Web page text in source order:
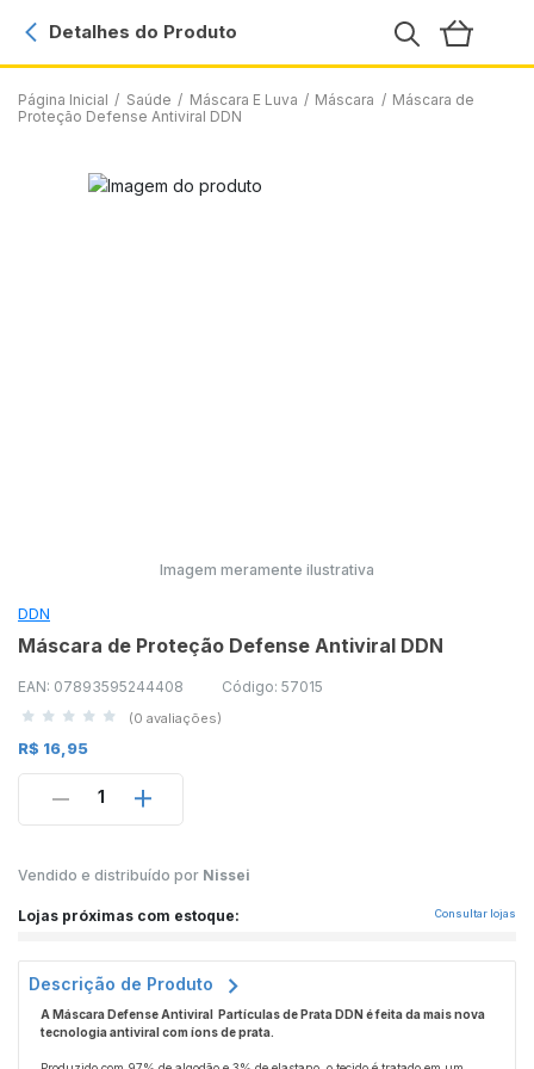
Página Inicial / Saúde / Máscara E Luva / Máscara / Máscara de
Proteção Defense Antiviral DDN
Detalhes do Produto
Imagem meramente ilustrativa
DDN
Máscara de Proteção Defense Antiviral DDN
EAN: 07893595244408 Código: 57015
(0 avaliações)
R$ 16,95
1
Vendido e distribuído por Nissei
Lojas próximas com estoque: Consultar lojas
Descrição de Produto
A Máscara Defense Antiviral Partículas de Prata DDN é feita da mais nova
tecnologia antiviral com íons de prata.